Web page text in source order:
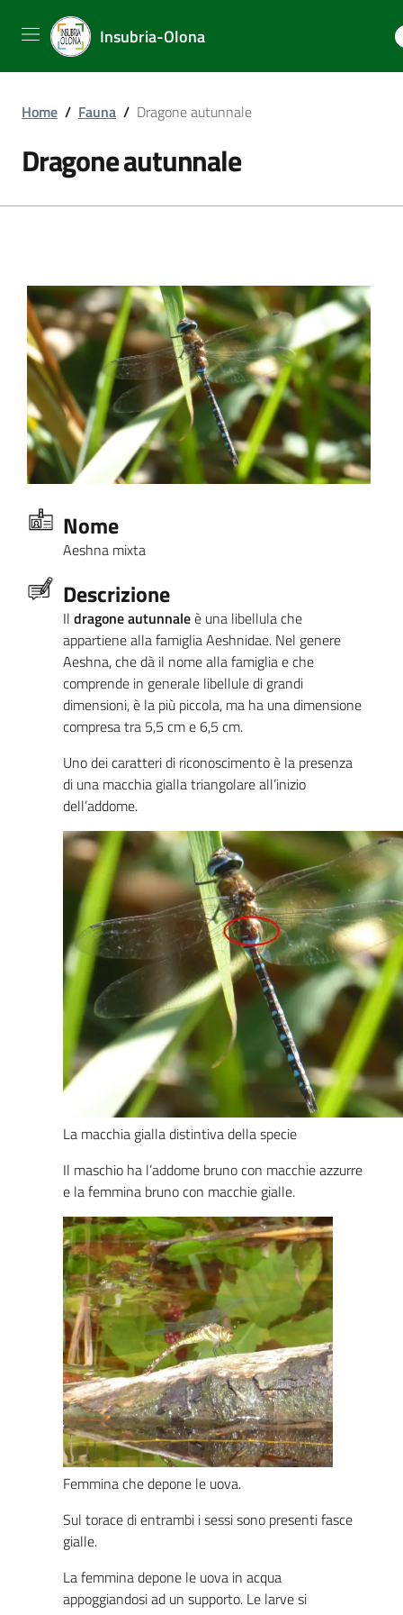
Insubria-Olona
Home / Fauna / Dragone autunnale
Dragone autunnale
Nome
Aeshna mixta
Descrizione
Il dragone autunnaleè una libellula che
appartiene alla famiglia Aeshnidae. Nel genere
Aeshna, che dà il nome alla famiglia e che
comprende in generale libellule di grandi
dimensioni, è la più piccola, ma ha una dimensione
compresa tra 5,5 cm e 6,5 cm.
Uno dei caratteri di riconoscimento è la presenza
di una macchia gialla triangolare all’inizio
dell’addome.
La macchia gialla distintiva della specie
Il maschio ha l’addome bruno con macchie azzurre
e la femmina bruno con macchie gialle.
Femmina che depone le uova.
Sul torace di entrambi i sessi sono presenti fasce
gialle.
La femmina depone le uova in acqua
appoggiandosi ad un supporto. Le larve si